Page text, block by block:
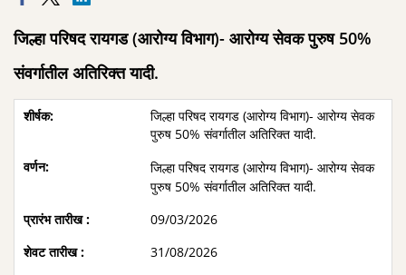
जिल्हा परिषद रायगड (आरोग्य विभाग)- आरोग्य सेवक पुरुष 50%
संवर्गातील अतिरिक्त यादी.
जिल्हा परिषद रायगड (आरोग्य विभाग)- आरोग्य सेवक
पुरुष 50% संवर्गातील अतिरिक्त यादी.
जिल्हा परिषद रायगड (आरोग्य विभाग)- आरोग्य सेवक
पुरुष 50% संवर्गातील अतिरिक्त यादी.
09/03/2026
31/08/2026